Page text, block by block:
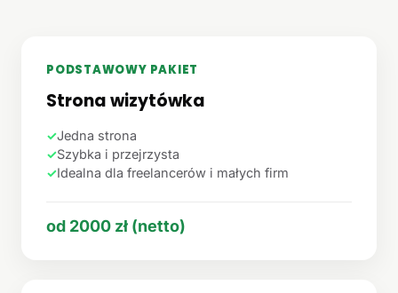
PODSTAWOWY PAKIET
Strona wizytówka
✓Jedna strona
✓Szybka i przejrzysta
✓Idealna dla freelancerów i małych firm
od 2000 zł (netto)